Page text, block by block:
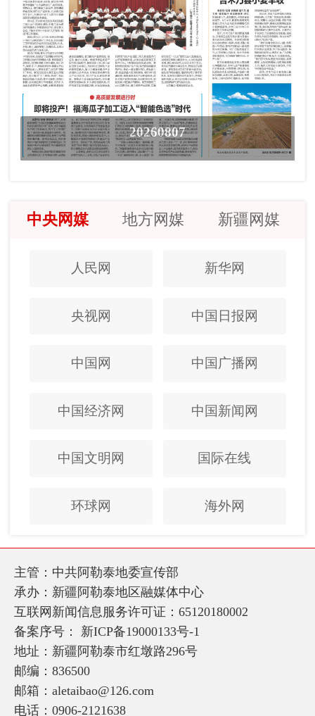
20260807
中央网媒 地方网媒 新疆网媒
人民网 新华网
央视网 中国日报网
中国网 中国广播网
中国经济网 中国新闻网
中国文明网 国际在线
环球网 海外网
主管：中共阿勒泰地委宣传部
承办：新疆阿勒泰地区融媒体中心
互联网新闻信息服务许可证：65120180002
备案序号： 新ICP备19000133号-1
地址：新疆阿勒泰市红墩路296号
邮编：836500
邮箱：aletaibao@126.com
电话：0906-2121638